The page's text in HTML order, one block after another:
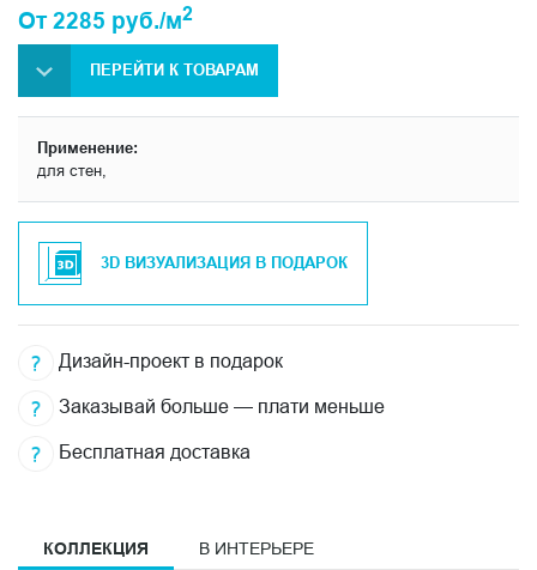
От 2285 руб./м2
ПЕРЕЙТИ К ТОВАРАМ
Применение:
для стен,
3D ВИЗУАЛИЗАЦИЯ В ПОДАРОК
Дизайн-проект в подарок
Заказывай больше — плати меньше
Бесплатная доставка
КОЛЛЕКЦИЯ В ИНТЕРЬЕРЕ